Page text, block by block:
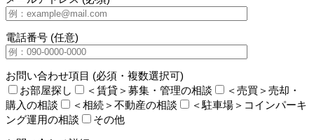
電話番号 (任意)
お問い合わせ項目 (必須・複数選択可)
お部屋探し
＜賃貸＞募集・管理の相談
＜売買＞売却・
購入の相談
＜相続＞不動産の相談
＜駐車場＞コインパーキ
ング運用の相談
その他